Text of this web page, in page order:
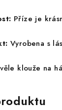
Příze je
Vyrobena s
klouže na